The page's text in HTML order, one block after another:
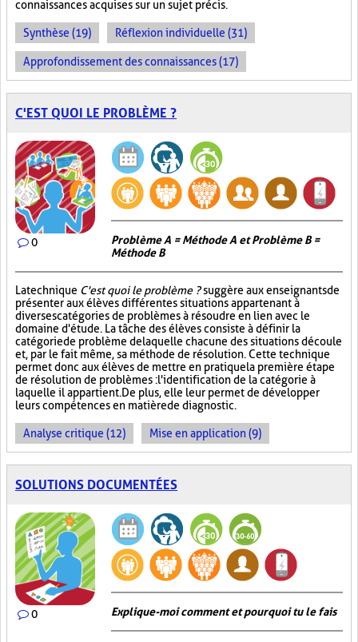
connaissances acquises sur un sujet précis.
Synthèse (19) Réflexion individuelle (31)
Approfondissement des connaissances (17)
C'EST QUOI LE PROBLÈME ?
0
Problème A = Méthode A et Problème B =
Méthode B
La technique C'est quoi le problème ?suggère aux enseignants de
présenter aux élèves différentes situations appartenant à
diverses catégories de problèmes à résoudre en lien avec le
domaine d'étude. La tâche des élèves consiste à définir la
catégorie de problème de laquelle chacune des situations découle
et, par le fait même, sa méthode de résolution. Cette technique
permet donc aux élèves de mettre en pratique la première étape
de résolution de problèmes : l'identification de la catégorie à
laquelle il appartient. De plus, elle leur permet de développer
leurs compétences en matière de diagnostic.
Analyse critique (12) Mise en application (9)
SOLUTIONS DOCUMENTÉES
0 Explique-moi comment et pourquoi tu le fais